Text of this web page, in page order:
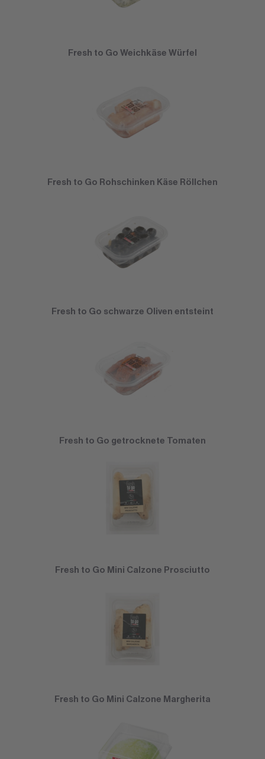
Fresh to Go Weichkäse Würfel
Fresh to Go Rohschinken Käse Röllchen
Fresh to Go schwarze Oliven entsteint
Fresh to Go getrocknete Tomaten
Fresh to Go Mini Calzone Prosciutto
Fresh to Go Mini Calzone Margherita